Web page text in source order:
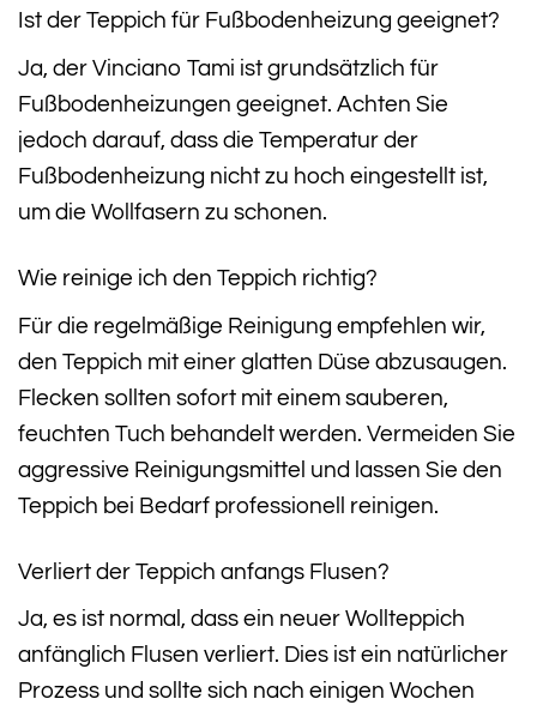
Ist der Teppich für Fußbodenheizung geeignet?
Ja, der Vinciano Tami ist grundsätzlich für
Fußbodenheizungen geeignet. Achten Sie
jedoch darauf, dass die Temperatur der
Fußbodenheizung nicht zu hoch eingestellt ist,
um die Wollfasern zu schonen.
Wie reinige ich den Teppich richtig?
Für die regelmäßige Reinigung empfehlen wir,
den Teppich mit einer glatten Düse abzusaugen.
Flecken sollten sofort mit einem sauberen,
feuchten Tuch behandelt werden. Vermeiden Sie
aggressive Reinigungsmittel und lassen Sie den
Teppich bei Bedarf professionell reinigen.
Verliert der Teppich anfangs Flusen?
Ja, es ist normal, dass ein neuer Wollteppich
anfänglich Flusen verliert. Dies ist ein natürlicher
Prozess und sollte sich nach einigen Wochen